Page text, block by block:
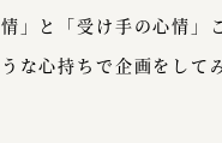
情」と「受け手の心情」
な心持ちで企画をして